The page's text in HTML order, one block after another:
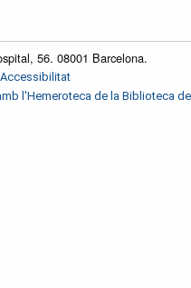
56. 08001 Barcelona.
Accessibilitat
l'Hemeroteca de la Biblioteca